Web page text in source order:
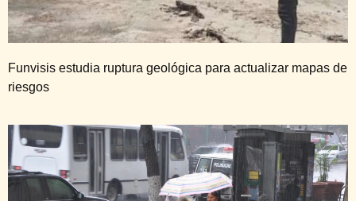
Funvisis estudia ruptura geológica para actualizar mapas de
riesgos